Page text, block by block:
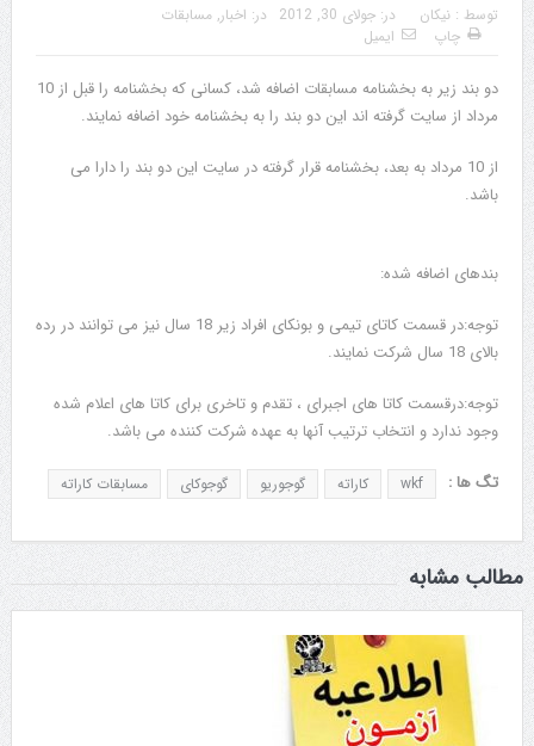
توسط : نیکان در: جولای 30, 2012 در: اخبار, مسابقات
چاپ
ایمیل
دو بند زیر به بخشنامه مسابقات اضافه شد، کسانی که بخشنامه را قبل از 10
مرداد از سایت گرفته اند این دو بند را به بخشنامه خود اضافه نمایند.
از 10 مرداد به بعد، بخشنامه قرار گرفته در سایت این دو بند را دارا می
باشد.
بندهای اضافه شده:
توجه:در قسمت کاتای تیمی و بونکای افراد زیر 18 سال نیز می توانند در رده
بالای 18 سال شرکت نمایند.
توجه:درقسمت کاتا های اجبرای ، تقدم و تاخری برای کاتا های اعلام شده
وجود ندارد و انتخاب ترتیب آنها به عهده شرکت کننده می باشد.
تگ ها : wkf کاراته گوجوریو گوجوکای مسابقات کاراته
مطالب مشابه